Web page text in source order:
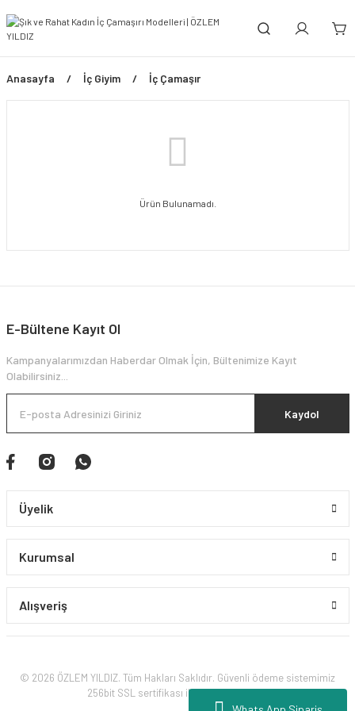
Anasayfa İç Giyim İç Çamaşır
Ürün Bulunamadı.
E-Bültene Kayıt Ol
Kampanyalarımızdan Haberdar Olmak İçin, Bültenimize Kayıt
Olabilirsiniz...
Kaydol
Üyelik
Kurumsal
Alışveriş
© 2026 ÖZLEM YILDIZ. Tüm Hakları Saklıdır. Güvenli ödeme sistemimiz
256bit SSL sertifikası ile korunmaktadır.